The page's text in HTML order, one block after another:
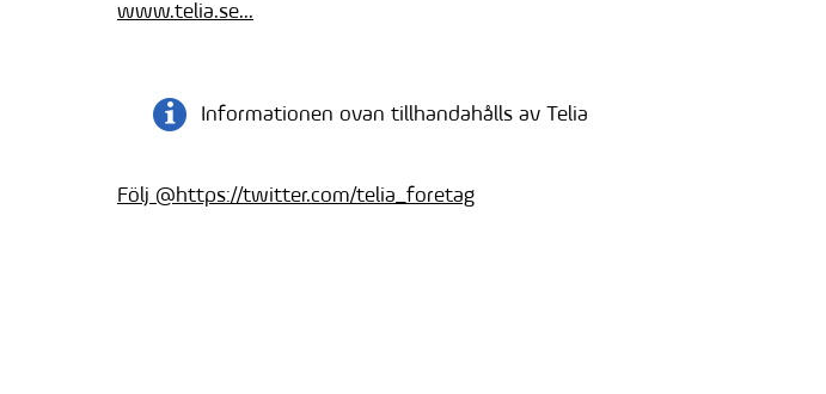
www.telia.se...
Informationen ovan tillhandahålls av Telia
Följ @https://twitter.com/telia_foretag